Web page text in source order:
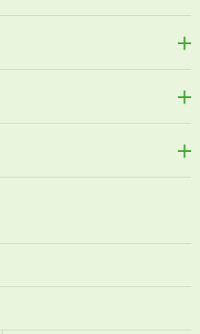
和サプリ